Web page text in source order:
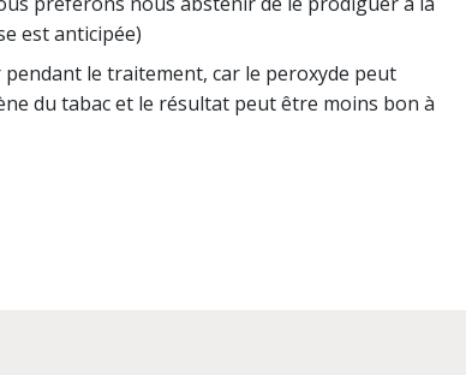
est anticipée)
le traitement, car le peroxyde peut
du tabac et le résultat peut être moins bon à